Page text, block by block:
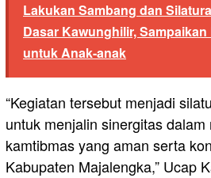
Lakukan Sambang dan
Dasar Kawunghilir,
untuk Anak-anak
“Kegiatan tersebut menjadi
untuk menjalin sinergitas
kamtibmas yang aman serta
Kabupaten Majalengka,” Ucap